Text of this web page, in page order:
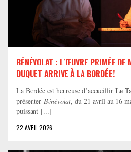
BÉNÉVOLAT : L’ŒUVRE PRIMÉE DE
DUQUET ARRIVE À LA BORDÉE!
La Bordée est heureuse d’accueillir Le
présenter Bénévolat, du 21 avril au 16
puissant [...]
22 AVRIL 2026